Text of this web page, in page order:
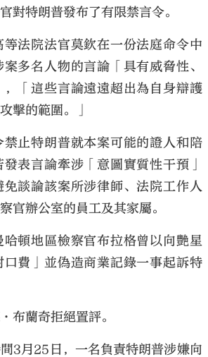
對特朗普發布了有限禁言令。
法院法官莫欽在一份法庭命令中
多名人物的言論「具有威脅性、
「這些言論遠遠超出為自身辯護
擊的範圍。」
止特朗普就本案可能的證人和陪
表言論牽涉「意圖實質性干預」
談論該案所涉律師、法院工作人
官辦公室的員工及其家屬。
頓地區檢察官布拉格曾以向艷星
費」並偽造商業記錄一事起訴特
布蘭奇拒絕置評。
3月25日，一名負責特朗普涉嫌向